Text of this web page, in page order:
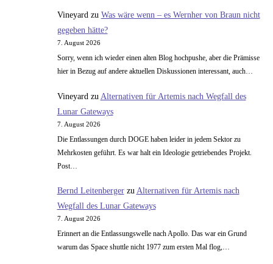
Vineyard zu Was wäre wenn – es Wernher von Braun nicht
gegeben hätte?
7. August 2026
Sorry, wenn ich wieder einen alten Blog hochpushe, aber die Prämisse
hier in Bezug auf andere aktuellen Diskussionen interessant, auch…
Vineyard zu Alternativen für Artemis nach Wegfall des
Lunar Gateways
7. August 2026
Die Entlassungen durch DOGE haben leider in jedem Sektor zu
Mehrkosten geführt. Es war halt ein Ideologie getriebendes Projekt.
Post…
Bernd Leitenbergerzu Alternativen für Artemis nach
Wegfall des Lunar Gateways
7. August 2026
Erinnert an die Entlassungswelle nach Apollo. Das war ein Grund
warum das Space shuttle nicht 1977 zum ersten Mal flog,…